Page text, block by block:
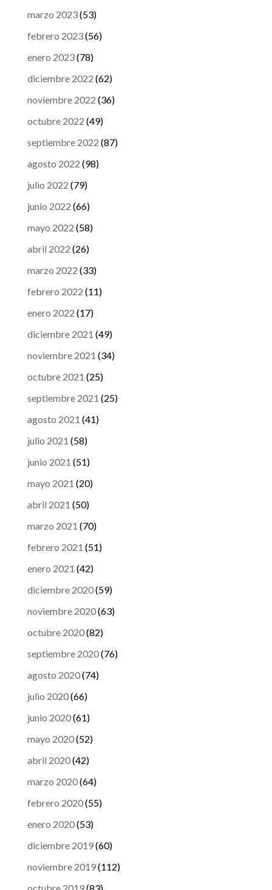
marzo 2023(53)
febrero 2023(56)
enero 2023(78)
diciembre 2022 (62)
noviembre 2022 (36)
octubre 2022 (49)
septiembre 2022 (87)
agosto 2022 (98)
julio 2022 (79)
junio 2022 (66)
mayo 2022 (58)
abril 2022 (26)
marzo 2022 (33)
febrero 2022 (11)
enero 2022 (17)
diciembre 2021 (49)
noviembre 2021 (34)
octubre 2021 (25)
septiembre 2021 (25)
agosto 2021 (41)
julio 2021 (58)
junio 2021 (51)
mayo 2021 (20)
abril 2021 (50)
marzo 2021 (70)
febrero 2021 (51)
enero 2021 (42)
diciembre 2020(59)
noviembre 2020(63)
octubre 2020(82)
septiembre 2020(76)
agosto 2020(74)
julio 2020(66)
junio 2020(61)
mayo 2020(52)
abril 2020(42)
marzo 2020(64)
febrero 2020(55)
enero 2020(53)
diciembre 2019(60)
noviembre 2019(112)